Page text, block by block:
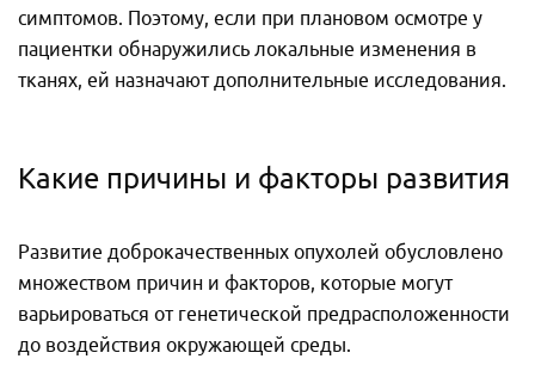
симптомов. Поэтому, если при плановом осмотре у
пациентки обнаружились локальные изменения в
тканях, ей назначают дополнительные исследования.
Какие причины и факторы развития
Развитие доброкачественных опухолей обусловлено
множеством причин и факторов, которые могут
варьироваться от генетической предрасположенности
до воздействия окружающей среды.